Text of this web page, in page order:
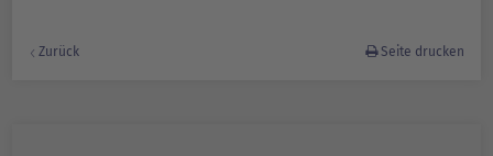
Zurück Seite drucken